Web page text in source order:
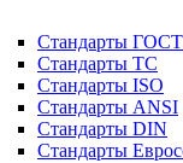
Стандарты ГОСТ
Стандарты ТС
Стандарты ISO
Стандарты ANSI
Стандарты DIN
Стандарты